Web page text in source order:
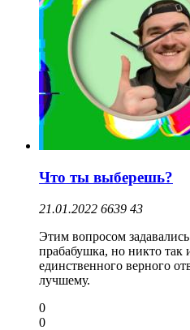
Что ты выберешь?
21.01.2022 6639 43
Этим вопросом
прабабушка, но никто так
единственного верного
лучшему.
0
0